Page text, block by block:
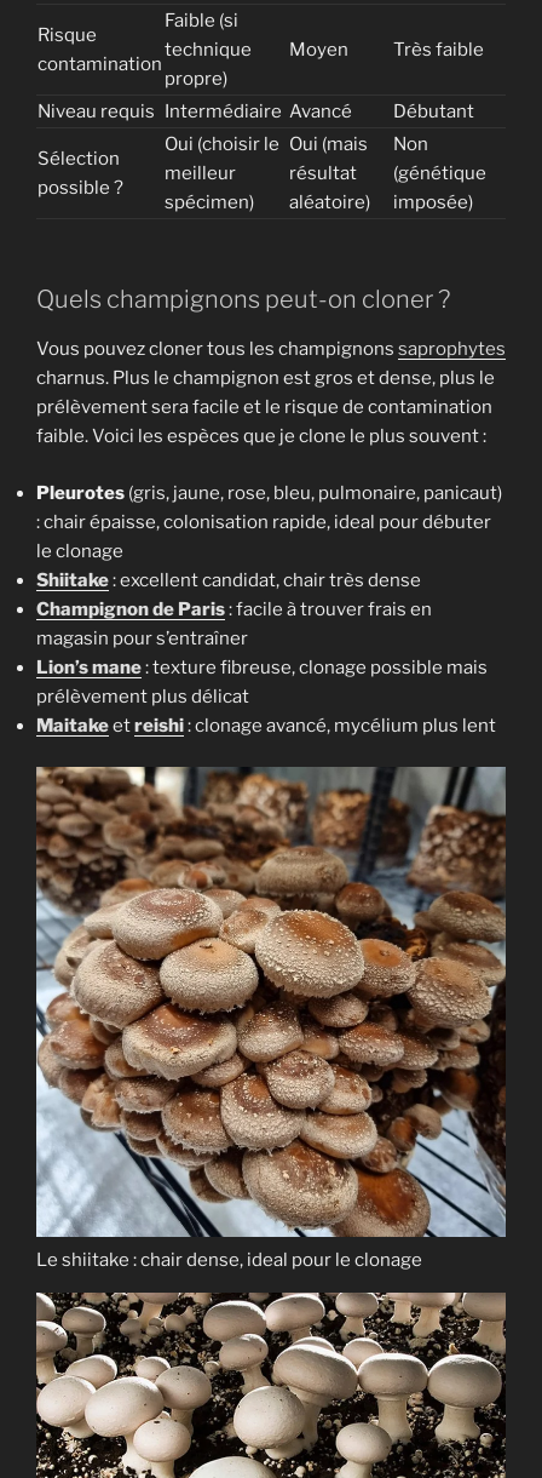
Risque
contamination
Faible (si
technique
propre)
Moyen Très faible
Niveau requis Intermédiaire Avancé Débutant
Sélection
possible ?
Oui (choisir le
meilleur
spécimen)
Oui (mais
résultat
aléatoire)
Non
(génétique
imposée)
Quels champignons peut-on cloner ?
Vous pouvez cloner tous les champignons saprophytes
charnus. Plus le champignon est gros et dense, plus le
prélèvement sera facile et le risque de contamination
faible. Voici les espèces que je clone le plus souvent :
Pleurotes (gris, jaune, rose, bleu, pulmonaire, panicaut)
: chair épaisse, colonisation rapide, ideal pour débuter
le clonage
Shiitake: excellent candidat, chair très dense
Champignon de Paris: facile à trouver frais en
magasin pour s’entraîner
Lion’s mane: texture fibreuse, clonage possible mais
prélèvement plus délicat
Maitakeetreishi: clonage avancé, mycélium plus lent
Le shiitake : chair dense, ideal pour le clonage